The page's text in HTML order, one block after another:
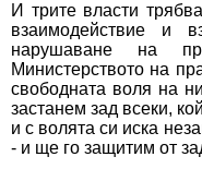
И трите власти
взаимодействие и
нарушаване на
Министерството на
свободната воля на
застанем зад всеки,
и с волята си иска
- и ще го защитим от